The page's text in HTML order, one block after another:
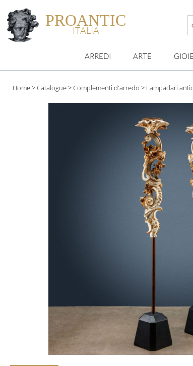
PROANTIC
ITALIA
ARREDI ARTE
Home>Catalogue>Complementi d'arredo > Lampadari